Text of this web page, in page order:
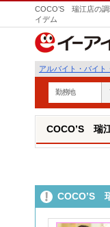
COCO’S 瑞江店の調
イデム
アルバイト・バイト
勤務地
COCO’S 瑞
COCO’S